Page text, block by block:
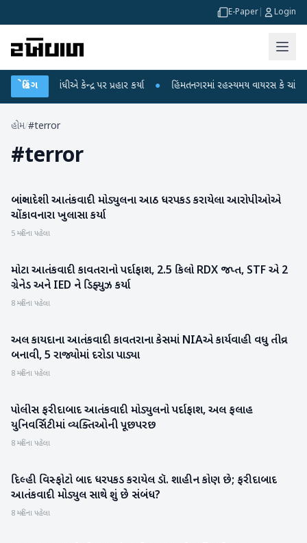
E-Paper Login
બ્રેકિંગ
રાહુલ ગાંધીએ કેન્દ્ર પર પ્રહાર કર્યા ● હિંમતનગરમાં રહસ્યમય વાયરસ કે ચાંદીપુરા?
હોમ/#terror
#terror
રાષ્ટ્રીય
બાંગ્લાદેશી આતંકવાદી મોડ્યુલના આઠ ધરપકડ કરાયેલા આરોપીઓએ
ચોંકાવનારા ખુલાસા કર્યા
5 મહિના પહેલા
રાષ્ટ્રીય
મોટા આતંકવાદી કાવતરાનો પર્દાફાશ, 2.5 કિલો RDX જપ્ત, STF એ 2
ગ્રેનેડ અને IED ને ડિફ્યુઝ કર્યા
8 મહિના પહેલા
રાષ્ટ્રીય
અલ કાયદાના આતંકવાદી કાવતરાના કેસમાં NIAએ કાર્યવાહી વધુ તીવ્ર
બનાવી, 5 રાજ્યોમાં દરોડા પાડ્યા
8 મહિના પહેલા
રાષ્ટ્રીય
પોલીસ ફરીદાબાદ આતંકવાદી મોડ્યુલનો પર્દાફાશ, અલ ફલાહ
યુનિવર્સિટીમાં વ્યક્તિઓની પૂછપરછ
8 મહિના પહેલા
રાષ્ટ્રીય
દિલ્હી વિસ્ફોટો બાદ ધરપકડ કરાયેલ ડૉ. શાહીન કોણ છે; ફરીદાબાદ
આતંકવાદી મોડ્યુલ સાથે શું છે સંબંધ?
8 મહિના પહેલા